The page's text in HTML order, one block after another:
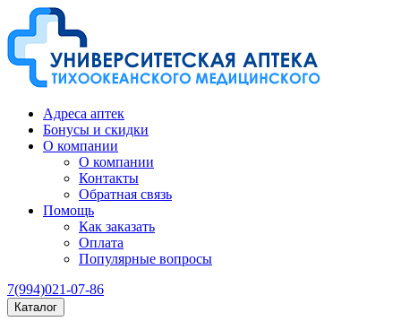
Адреса аптек
Бонусы и скидки
О компании
О компании
Контакты
Обратная связь
Помощь
Как заказать
Оплата
Популярные вопросы
7(994)021-07-86
Каталог